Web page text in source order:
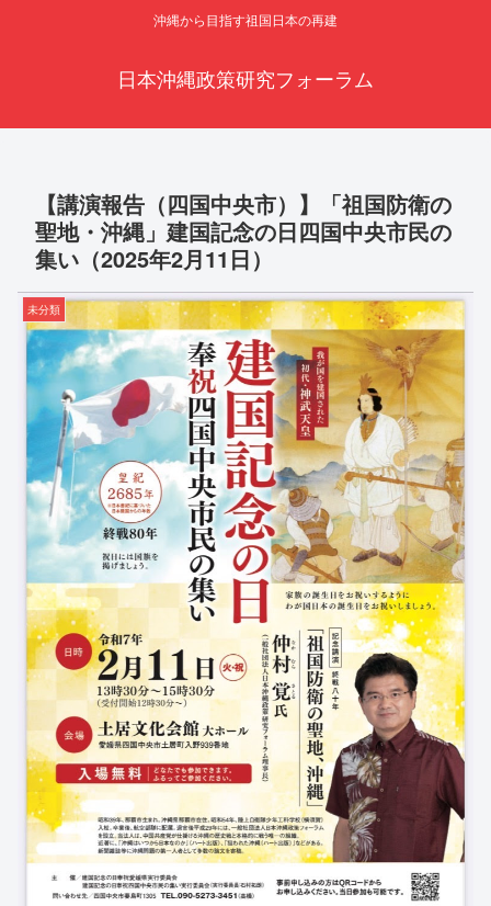
沖縄から目指す祖国日本の再建
日本沖縄政策研究フォーラム
【講演報告（四国中央市）】「祖国防衛の
聖地・沖縄」建国記念の日四国中央市民の
集い（2025年2月11日）
未分類